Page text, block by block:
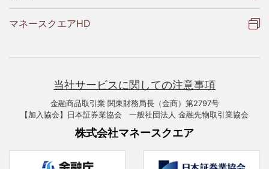
マネースクエアHD
当社サービスに関しての注意事項
金融商品取引業 関東財務局長（金商）第2797号
【加入協会】日本証券業協会 一般社団法人 金融先物取引業協会
株式会社マネースクエア